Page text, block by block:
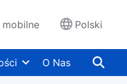
Polski
O Nas
dobroć to dług nie